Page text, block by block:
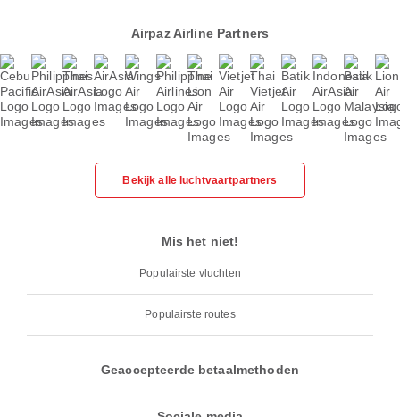
Airpaz Airline Partners
Bekijk alle luchtvaartpartners
Mis het niet!
Populairste vluchten
Populairste routes
Geaccepteerde betaalmethoden